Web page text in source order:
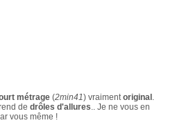
métrage (2min41) vraimentoriginal .
de drôles d'allures.. Je ne vous en
vous même !